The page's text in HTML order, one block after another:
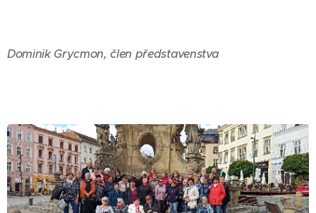
Dominik Grycmon, člen představenstva